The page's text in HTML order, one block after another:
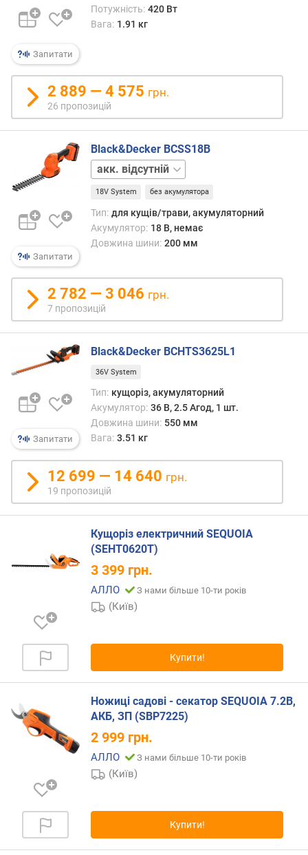
к
о
к
а
(
)
в
и
к
л
н
ц
г
а
(
м
/
с
о
а
о
(
о
в
б
Запитати
Потужність: 420 Вт
Вага: 1.91 кг
2 889 — 4 575 грн.
26 пропозицій
Запитати
Black&Decker BCSS18B
акк.
1
шт.
18V System без акумулятора
Тип: для кущів/трави, акумуляторний
Акумулятор: 18 В, немає
Довжина шини: 200 мм
2 782 — 3 046 грн.
7 пропозицій
Запитати
Black&Decker BCHTS3625L1
36V System
Тип: кущоріз, акумуляторний
Акумулятор: 36 В, 2.5 Агод, 1 шт.
Довжина шини: 550 мм
Вага: 3.51 кг
12 699 — 14 640 грн.
19 пропозицій
Кущоріз електричний SEQUOIA
(SEHT0620T)
3 399 грн.
АЛЛО З нами більше 10-ти років
(Київ)
Купити!
Ножиці садові - секатор SEQUOIA 7.2В,
АКБ, ЗП (SBP7225)
2 999 грн.
АЛЛО З нами більше 10-ти років
(Київ)
Купити!